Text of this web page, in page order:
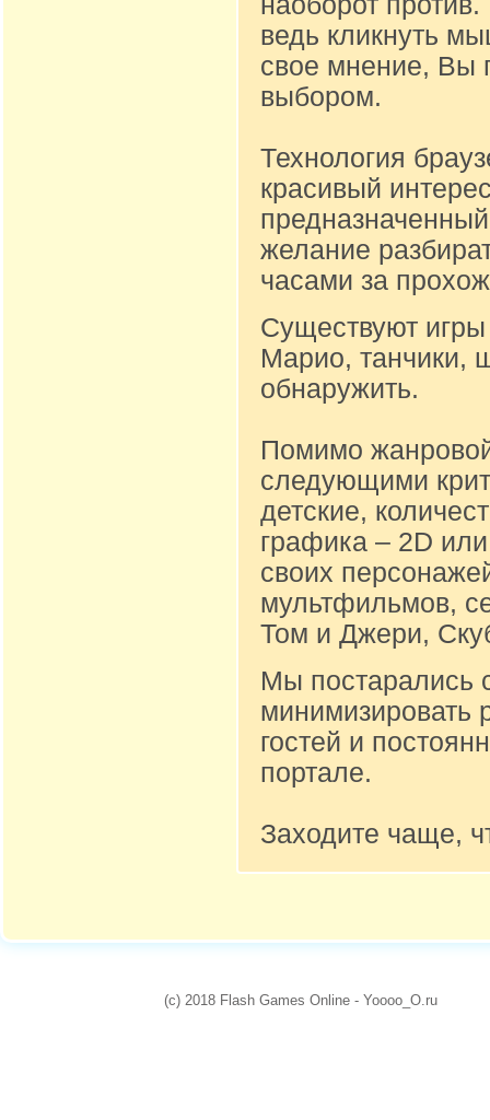
ведь кликнуть
свое мнение, Вы
выбором.
Технология
красивый
желание
часами за
Существуют игры
Марио, танчики,
обнаружить.
Помимо
следующими
детские,
графика – 2D
своих
мультфильмов,
Том и Джери,
Мы постарались
минимизировать
гостей и
портале.
Заходите чаще,
(c) 2018 Flash Games Online - Yoooo_O.ru